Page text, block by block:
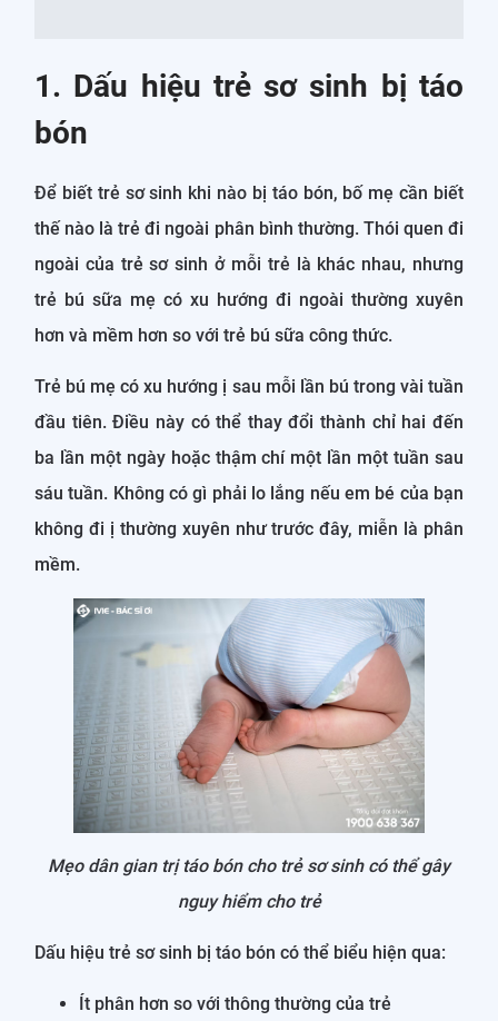
1. Dấu hiệu trẻ sơ sinh bị táo
bón
Để biết trẻ sơ sinh khi nào bị táo bón, bố mẹ cần biết
thế nào là trẻ đi ngoài phân bình thường. Thói quen đi
ngoài của trẻ sơ sinh ở mỗi trẻ là khác nhau, nhưng
trẻ bú sữa mẹ có xu hướng đi ngoài thường xuyên
hơn và mềm hơn so với trẻ bú sữa công thức.
Trẻ bú mẹ có xu hướng ị sau mỗi lần bú trong vài tuần
đầu tiên. Điều này có thể thay đổi thành chỉ hai đến
ba lần một ngày hoặc thậm chí một lần một tuần sau
sáu tuần. Không có gì phải lo lắng nếu em bé của bạn
không đi ị thường xuyên như trước đây, miễn là phân
mềm.
Mẹo dân gian trị táo bón cho trẻ sơ sinh có thể gây
nguy hiểm cho trẻ
Dấu hiệu trẻ sơ sinh bị táo bón có thể biểu hiện qua:
Ít phân hơn so với thông thường của trẻ